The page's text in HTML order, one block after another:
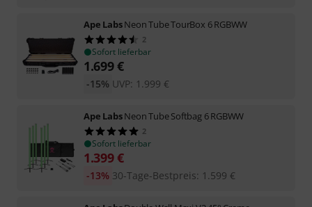
Ape LabsNeon Tube TourBox 6 RGBWW
2
Sofort lieferbar
1.699€
UVP: 1.999 €
-15%
Ape LabsNeon Tube Softbag 6 RGBWW
2
Sofort lieferbar
1.399€
30-Tage-Bestpreis: 1.599 €
-13%